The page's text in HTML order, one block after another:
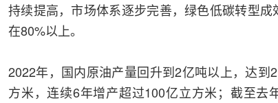
持续提高，市场体系逐步完善，绿色低碳转型
在80%以上。
2022年，国内原油产量回升到2亿吨以上，达到
方米，连续6年增产超过100亿立方米；截至去